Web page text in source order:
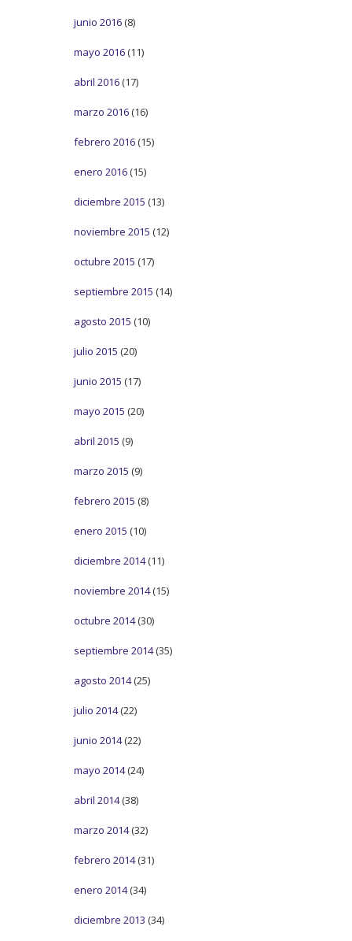
junio 2016 (8)
mayo 2016 (11)
abril 2016 (17)
marzo 2016 (16)
febrero 2016 (15)
enero 2016 (15)
diciembre 2015 (13)
noviembre 2015 (12)
octubre 2015 (17)
septiembre 2015 (14)
agosto 2015 (10)
julio 2015 (20)
junio 2015 (17)
mayo 2015 (20)
abril 2015 (9)
marzo 2015 (9)
febrero 2015 (8)
enero 2015 (10)
diciembre 2014(11)
noviembre 2014(15)
octubre 2014(30)
septiembre 2014(35)
agosto 2014(25)
julio 2014(22)
junio 2014(22)
mayo 2014(24)
abril 2014(38)
marzo 2014(32)
febrero 2014(31)
enero 2014(34)
diciembre 2013 (34)